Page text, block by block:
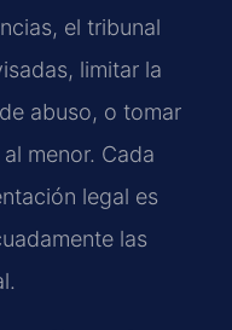
el tribunal
limitar la
abuso, o tomar
menor. Cada
legal es
las